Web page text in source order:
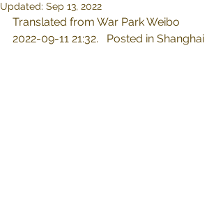
Updated: Sep 13, 2022
Translated from War Park Weibo
2022-09-11 21:32.   Posted in Shanghai